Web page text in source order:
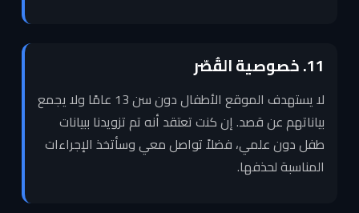
11. خصوصية القُصّر
لا يستهدف الموقع الأطفال دون سن 13 عامًا ولا يجمع
بياناتهم عن قصد. إن كنت تعتقد أنه تم تزويدنا ببيانات
طفل دون علمي، فضلاً تواصل معي وسأتخذ الإجراءات
المناسبة لحذفها.